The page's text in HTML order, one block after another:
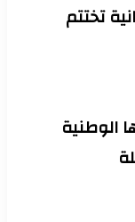
تختتم
الوطنية